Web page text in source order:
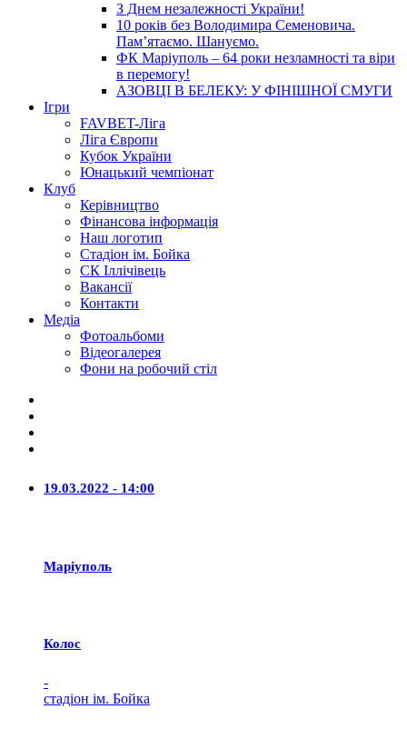
З Днем незалежності України!
10 років без Володимира Семеновича.
Пам’ятаємо. Шануємо.
ФК Маріуполь – 64 роки незламності та віри
в перемогу!
АЗОВЦІ В БЕЛЕКУ: У ФІНІШНОЇ СМУГИ
Ігри
FAVBET-Ліга
Ліга Європи
Кубок України
Юнацький чемпіонат
Клуб
Керівництво
Фінансова інформація
Наш логотип
Стадіон ім. Бойка
СК Іллічівець
Вакансії
Контакти
Медіа
Фотоальбоми
Відеогалерея
Фони на робочий стіл
19.03.2022 - 14:00
Маріуполь
Колос
-
стадіон ім. Бойка